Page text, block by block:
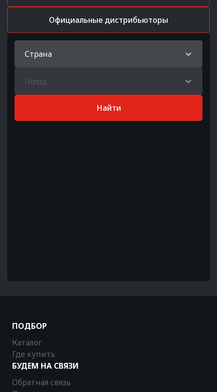
Официальные дистрибьюторы
Страна
Город
Найти
ПОДБОР
Каталог
Где купить
БУДЕМ НА СВЯЗИ
Обратная связь